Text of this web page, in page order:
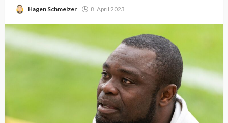
Hagen Schmelzer 8. April 2023